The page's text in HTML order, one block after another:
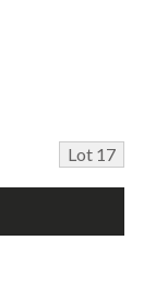
Lot 17